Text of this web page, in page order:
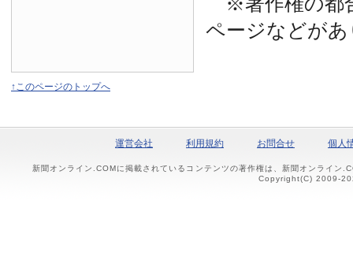
ページなどが
↑このページのトップへ
運営会社 利用規約 お問合せ 個人
新聞オンライン.COMに掲載されているコンテンツの著作権は、新聞オンライン
Copyright(C) 2009-